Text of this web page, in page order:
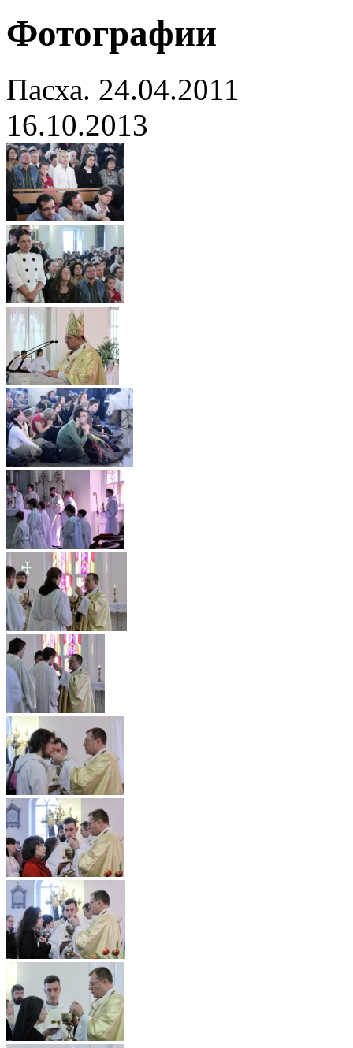
Фотографии
Пасха. 24.04.2011
16.10.2013